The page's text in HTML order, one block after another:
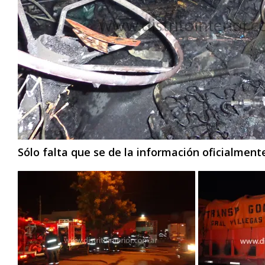
Sólo falta que se de la información